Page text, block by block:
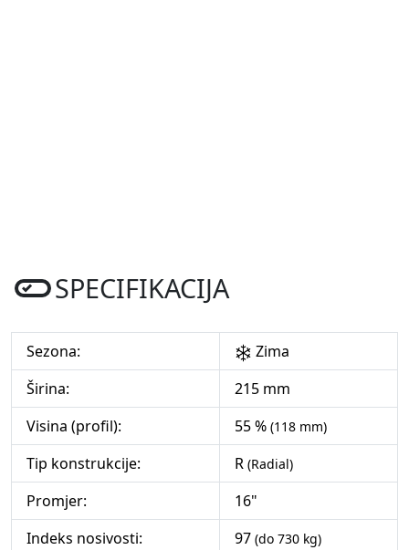
SPECIFIKACIJA
Sezona:
Zima
Širina:
215 mm
Visina (profil):
55 % (118 mm)
Tip konstrukcije: R (Radial)
Promjer:
16"
Indeks nosivosti:
97 (do 730 kg)